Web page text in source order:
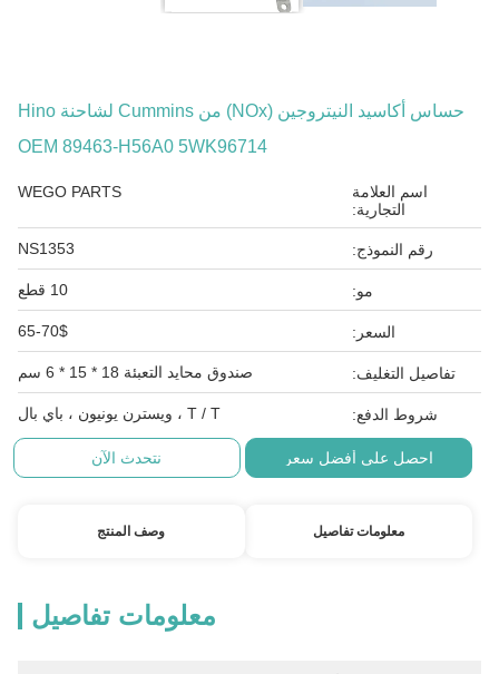
حساس أكاسيد النيتروجين (NOx) من Cummins لشاحنة Hino
OEM 89463-H56A0 5WK96714
اسم العلامة
التجارية:
WEGO PARTS
رقم النموذج: NS1353
مو: 10 قطع
السعر: 65-70$
تفاصيل التغليف: صندوق محايد التعبئة 18 * 15 * 6 سم
شروط الدفع: T / T ، ويسترن يونيون ، باي بال
احصل على أفضل سعر نتحدث الآن
معلومات تفاصيل وصف المنتج
معلومات تفاصيل